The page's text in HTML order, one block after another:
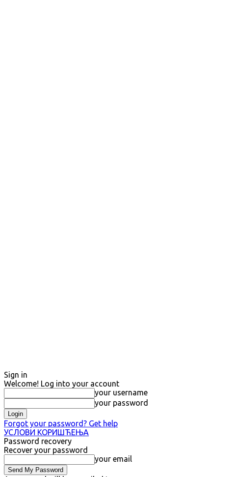
Sign in
Welcome! Log into your account
your username
your password
Forgot your password? Get help
УСЛОВИ КОРИШЋЕЊА
Password recovery
Recover your password
your email